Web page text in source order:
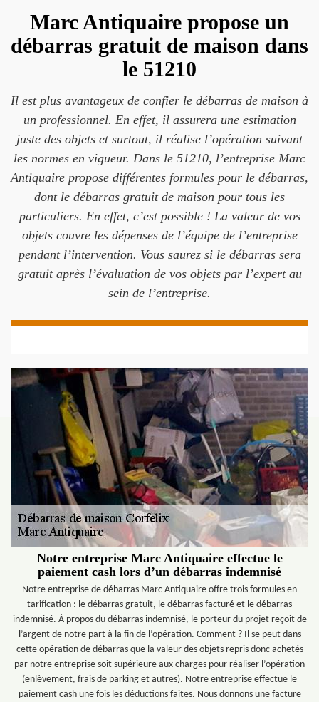
Marc Antiquaire propose un
débarras gratuit de maison dans
le 51210
Il est plus avantageux de confier le débarras de maison à
un professionnel. En effet, il assurera une estimation
juste des objets et surtout, il réalise l’opération suivant
les normes en vigueur. Dans le 51210, l’entreprise Marc
Antiquaire propose différentes formules pour le débarras,
dont le débarras gratuit de maison pour tous les
particuliers. En effet, c’est possible ! La valeur de vos
objets couvre les dépenses de l’équipe de l’entreprise
pendant l’intervention. Vous saurez si le débarras sera
gratuit après l’évaluation de vos objets par l’expert au
sein de l’entreprise.
Notre entreprise Marc Antiquaire effectue le
paiement cash lors d’un débarras indemnisé
Notre entreprise de débarras Marc Antiquaire offre trois formules en
tarification : le débarras gratuit, le débarras facturé et le débarras
indemnisé. À propos du débarras indemnisé, le porteur du projet reçoit de
l’argent de notre part à la fin de l’opération. Comment ? Il se peut dans
cette opération de débarras que la valeur des objets repris donc achetés
par notre entreprise soit supérieure aux charges pour réaliser l’opération
(enlèvement, frais de parking et autres). Notre entreprise effectue le
paiement cash une fois les déductions faites. Nous donnons une facture